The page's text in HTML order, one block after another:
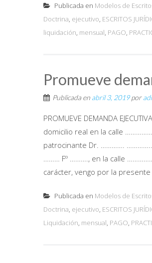
Publicada en Modelos de
Doctrina, ejecutivo, ESCRITOS
liquidación, mensual, PAGO,
Promueve
Publicada en abril 3, 2019por
PROMUEVE DEMANDA
domicilio real en la calle
patrocinante Dr. …………. …………..,
……… Fº ………., en la calle
carácter, vengo por la
Publicada en Modelos de
Doctrina, ejecutivo, ESCRITOS
Liquidación, mensual, PAGO,